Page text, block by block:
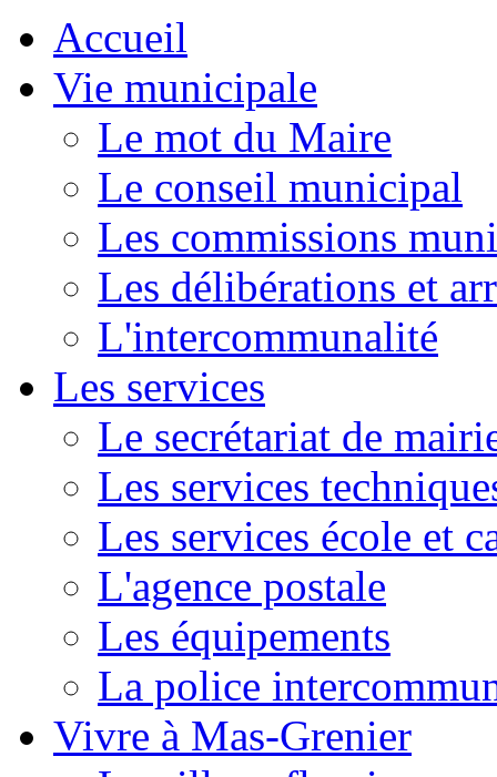
Accueil
Vie municipale
Le mot du Maire
Le conseil municipal
Les commissions
Les délibérations et
L'intercommunalité
Les services
Le secrétariat de
Les services
Les services école et
L'agence postale
Les équipements
La police
Vivre à Mas-Grenier